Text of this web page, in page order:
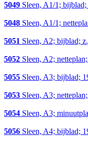
5049 Sleen, A1/1; bijblad;
5048 Sleen, A1/1;
5051 Sleen, A2; bijblad;
5052 Sleen, A2;
5055 Sleen, A3; bijblad;
5053 Sleen, A3;
5054 Sleen, A3;
5056 Sleen, A4; bijblad;